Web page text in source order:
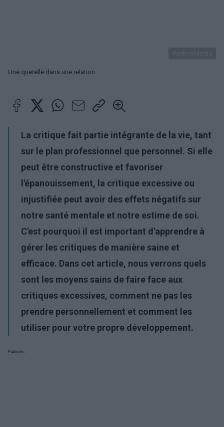
Une querelle dans une relation
La critique fait partie intégrante de la vie, tant
sur le plan professionnel que personnel. Si elle
peut être constructive et favoriser
l'épanouissement, la critique excessive ou
injustifiée peut avoir des effets négatifs sur
notre santé mentale et notre estime de soi.
C'est pourquoi il est important d'apprendre à
gérer les critiques de manière saine et
efficace. Dans cet article, nous verrons quels
sont les moyens sains de faire face aux
critiques excessives, comment ne pas les
prendre personnellement et comment les
utiliser pour votre propre développement.
Publicité: